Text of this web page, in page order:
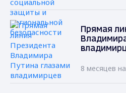
Прямая
8 месяцев